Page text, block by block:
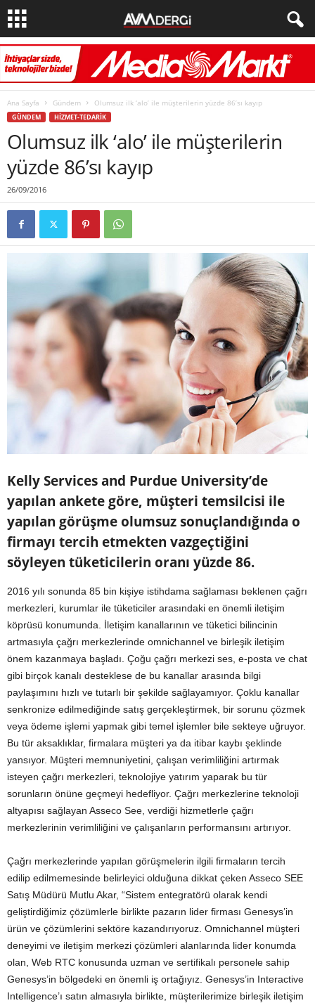
Ana Sayfa Gündem Olumsuz ilk ‘alo’ ile müşterilerin yüzde 86’sı kayıp
GÜNDEM HIZMET-TEDARIK
Olumsuz ilk ‘alo’ ile müşterilerin
yüzde 86’sı kayıp
26/09/2016
Kelly Services and Purdue University’de
yapılan ankete göre, müşteri temsilcisi ile
yapılan görüşme olumsuz sonuçlandığında o
firmayı tercih etmekten vazgeçtiğini
söyleyen tüketicilerin oranı yüzde 86.
2016 yılı sonunda 85 bin kişiye istihdama sağlaması beklenen çağrı
merkezleri, kurumlar ile tüketiciler arasındaki en önemli iletişim
köprüsü konumunda. İletişim kanallarının ve tüketici bilincinin
artmasıyla çağrı merkezlerinde omnichannel ve birleşik iletişim
önem kazanmaya başladı. Çoğu çağrı merkezi ses, e-posta ve chat
gibi birçok kanalı desteklese de bu kanallar arasında bilgi
paylaşımını hızlı ve tutarlı bir şekilde sağlayamıyor. Çoklu kanallar
senkronize edilmediğinde satış gerçekleştirmek, bir sorunu çözmek
veya ödeme işlemi yapmak gibi temel işlemler bile sekteye uğruyor.
Bu tür aksaklıklar, firmalara müşteri ya da itibar kaybı şeklinde
yansıyor. Müşteri memnuniyetini, çalışan verimliliğini artırmak
isteyen çağrı merkezleri, teknolojiye yatırım yaparak bu tür
sorunların önüne geçmeyi hedefliyor. Çağrı merkezlerine teknoloji
altyapısı sağlayan Asseco See, verdiği hizmetlerle çağrı
merkezlerinin verimliliğini ve çalışanların performansını artırıyor.
Çağrı merkezlerinde yapılan görüşmelerin ilgili firmaların tercih
edilip edilmemesinde belirleyici olduğuna dikkat çeken Asseco SEE
Satış Müdürü Mutlu Akar, “Sistem entegratörü olarak kendi
geliştirdiğimiz çözümlerle birlikte pazarın lider firması Genesys’in
ürün ve çözümlerini sektöre kazandırıyoruz. Omnichannel müşteri
deneyimi ve iletişim merkezi çözümleri alanlarında lider konumda
olan, Web RTC konusunda uzman ve sertifikalı personele sahip
Genesys’in bölgedeki en önemli iş ortağıyız. Genesys’in Interactive
Intelligence’ı satın almasıyla birlikte, müşterilerimize birleşik iletişim